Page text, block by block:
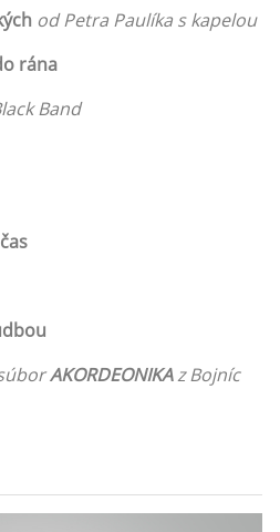
od Petra Paulíka s kapelou
rána
Band
AKORDEONIKAz Bojníc